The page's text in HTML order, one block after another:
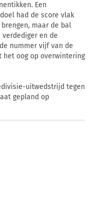
Een
had de score vlak
maar de bal
en de
nummer vijf van de
het oog op overwintering
uitwedstrijd tegen
gepland op